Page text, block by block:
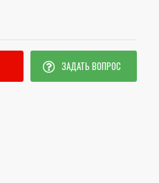
ЗАДАТЬ ВОПРОС